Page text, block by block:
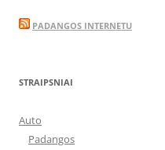
PADANGOS INTERNETU
STRAIPSNIAI
Auto
Padangos